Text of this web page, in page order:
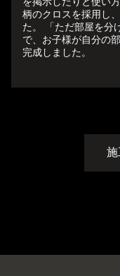
柄のクロスを採用し
た。 「ただ部屋を分
で、お子様が自分の
完成しました。
施